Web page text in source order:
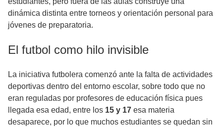
dinámica distinta entre torneos y orientación personal para
jóvenes de preparatoria.
El futbol como hilo invisible
La iniciativa futbolera comenzó ante la falta de actividades
deportivas dentro del entorno escolar, sobre todo que no
eran reguladas por profesores de educación física pues
llegada esa edad, entre los 15 y 17 esa materia
desaparece, por lo que muchos estudiantes se quedan sin